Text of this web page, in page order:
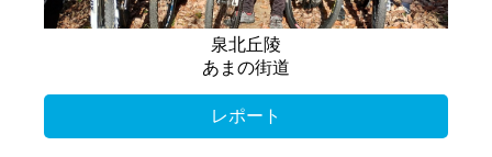
泉北丘陵
あまの街道
レポート